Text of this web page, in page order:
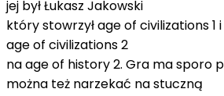
jej był Łukasz Jakowski
który stowrzył age of civilizations 1
age of civilizations 2
na age of history 2. Gra ma sporo
można też narzekać na stuczną